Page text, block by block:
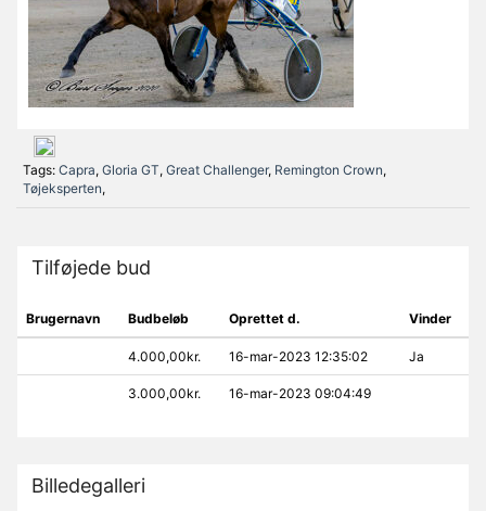
Tags: Capra, Gloria GT, Great Challenger, Remington Crown,
Tøjeksperten,
Tilføjede bud
Brugernavn Budbeløb Oprettet d. Vinder
4.000,00kr. 16-mar-2023 12:35:02 Ja
3.000,00kr. 16-mar-2023 09:04:49
Billedegalleri